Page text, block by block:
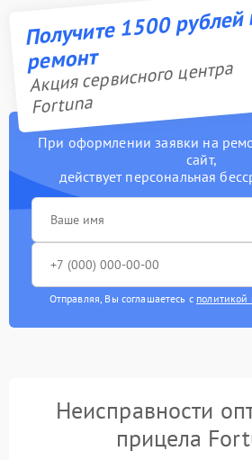
Получите 1500
ремонт
Акция сервисного центра
Fortuna
При оформлении заявки на
сайт,
действует персональная
Отправляя, Вы соглашаетесь с политикой
Неисправности
прицела